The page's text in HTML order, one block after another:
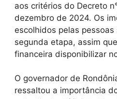
aos critérios do Decreto
dezembro de 2024. Os
escolhidos pelas
segunda etapa, assim
financeira disponibilizar
O governador de
ressaltou a importância